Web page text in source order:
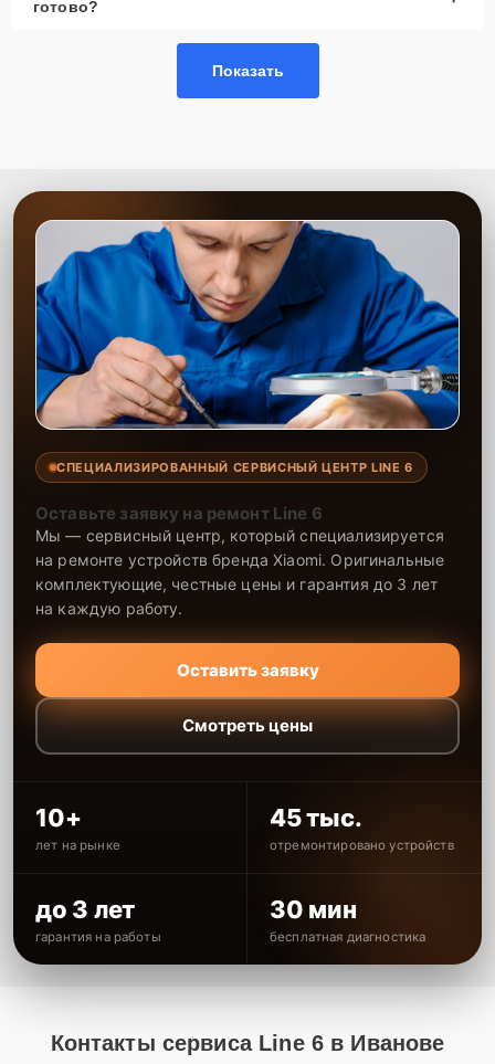
готово?
Показать
СПЕЦИАЛИЗИРОВАННЫЙ СЕРВИСНЫЙ ЦЕНТР LINE 6
Оставьте заявку на ремонт Line 6
Мы — сервисный центр, который специализируется
на ремонте устройств бренда Xiaomi. Оригинальные
комплектующие, честные цены и гарантия до 3 лет
на каждую работу.
Оставить заявку
Смотреть цены
10+
лет на рынке
45 тыс.
отремонтировано устройств
до 3 лет
гарантия на работы
30 мин
бесплатная диагностика
Контакты сервиса Line 6 в Иванове